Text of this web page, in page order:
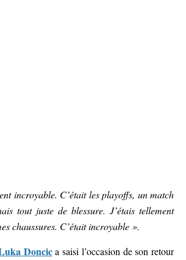
incroyable. C’était les playoffs, un match
tout juste de blessure. J’étais tellement
chaussures. C’était incroyable ».
Doncica saisi l’occasion de son retour